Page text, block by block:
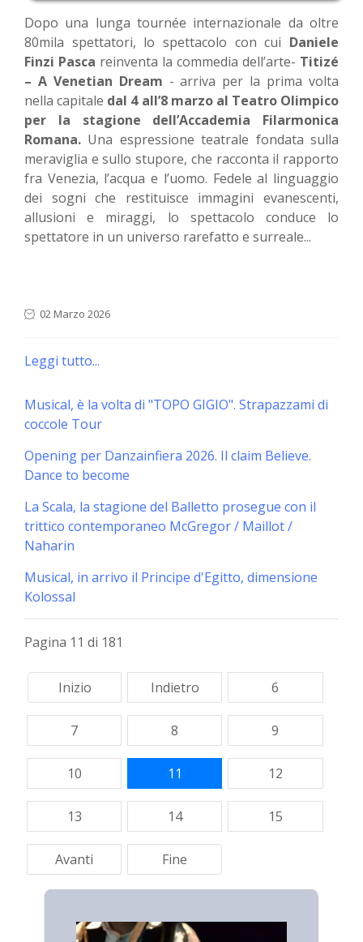
Dopo una lunga tournée internazionale da oltre
80mila spettatori, lo spettacolo con cui Daniele
Finzi Pasca reinventa la commedia dell’arte- Titizé
– A Venetian Dream - arriva per la prima volta
nella capitale dal 4 all’8 marzo al Teatro Olimpico
per la stagione dell’Accademia Filarmonica
Romana. Una espressione teatrale fondata sulla
meraviglia e sullo stupore, che racconta il rapporto
fra Venezia, l’acqua e l’uomo. Fedele al linguaggio
dei sogni che restituisce immagini evanescenti,
allusioni e miraggi, lo spettacolo conduce lo
spettatore in un universo rarefatto e surreale...
02 Marzo 2026
Leggi tutto...
Musical, è la volta di "TOPO GIGIO". Strapazzami di
coccole Tour
Opening per Danzainfiera 2026. Il claim Believe.
Dance to become
La Scala, la stagione del Balletto prosegue con il
trittico contemporaneo McGregor / Maillot /
Naharin
Musical, in arrivo il Principe d'Egitto, dimensione
Kolossal
Pagina 11 di 181
Inizio Indietro 6
7 8 9
10 11 12
13 14 15
Avanti Fine